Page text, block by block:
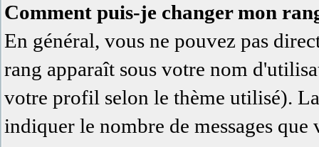
Comment puis-je changer mon
En général, vous ne pouvez pas
rang apparaît sous votre nom
votre profil selon le thème utilisé).
indiquer le nombre de messages